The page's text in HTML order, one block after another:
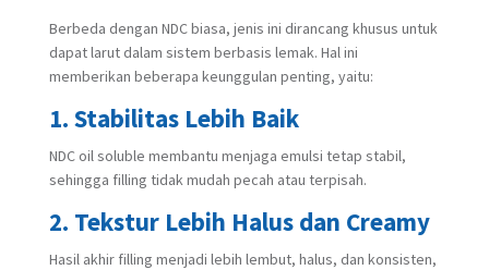
Berbeda dengan NDC biasa, jenis ini dirancang khusus untuk
dapat larut dalam sistem berbasis lemak. Hal ini
memberikan beberapa keunggulan penting, yaitu:
1. Stabilitas Lebih Baik
NDC oil soluble membantu menjaga emulsi tetap stabil,
sehingga filling tidak mudah pecah atau terpisah.
2. Tekstur Lebih Halus dan Creamy
Hasil akhir filling menjadi lebih lembut, halus, dan konsisten,